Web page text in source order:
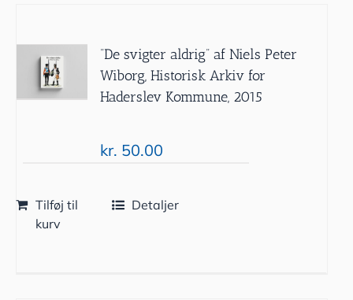
”De svigter aldrig” af Niels Peter
Wiborg, Historisk Arkiv for
Haderslev Kommune, 2015
kr. 50.00
Tilføj til
kurv
Detaljer